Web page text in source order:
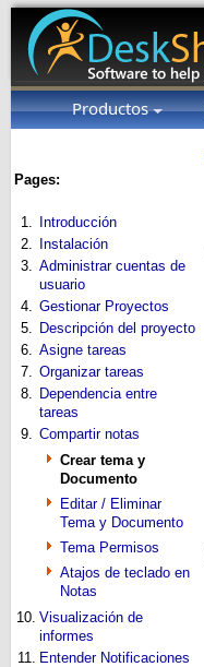
Productos
Pages:
1.
Introducción
2.
Instalación
3. Administrar cuentas de
usuario
4. Gestionar Proyectos
5. Descripción del proyecto
6. Asigne tareas
7. Organizar tareas
8. Dependencia entre
tareas
9. Compartir notas
Crear tema y
Documento
Editar / Eliminar
Tema y Documento
Tema Permisos
Atajos de teclado en
Notas
10. Visualización de
informes
11. Entender Notificaciones